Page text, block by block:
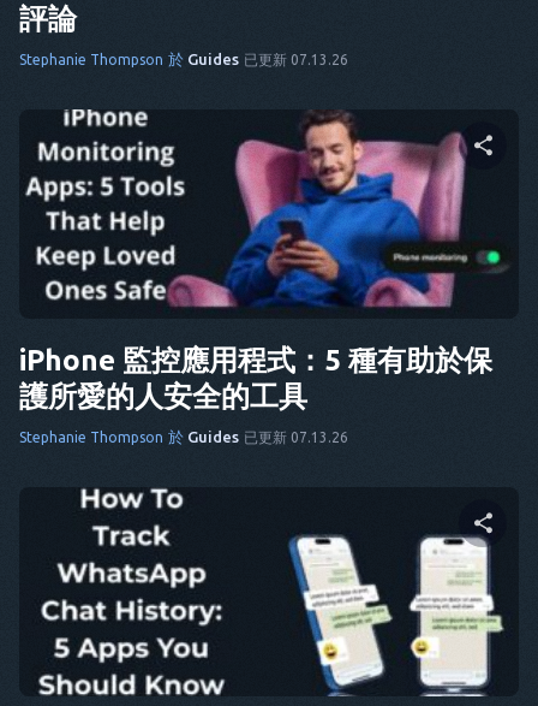
評論
Stephanie Thompson 於 Guides 已更新 07.13.26
分享這篇文章
推特 臉書 複製連結
iPhone 監控應用程式：5 種有助於保
護所愛的人安全的工具
Stephanie Thompson 於 Guides 已更新 07.13.26
分享這篇文章
臉書 複製連結